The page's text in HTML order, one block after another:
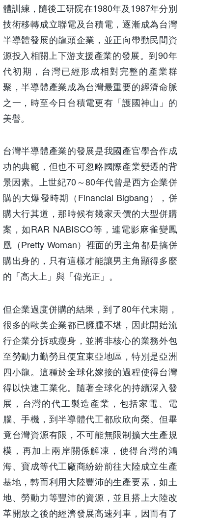
體訓練，隨後工研院在1980年及1987年分別
技術移轉成立聯電及台積電，逐漸成為台灣
半導體發展的龍頭企業，並正向帶動民間資
源投入相關上下游支援產業的發展。到90年
代初期，台灣已經形成相對完整的產業群
聚，半導體產業成為台灣最重要的經濟命脈
之一，時至今日台積電更有「護國神山」的
美譽。
台灣半導體產業的發展是我國產官學合作成
功的典範，但也不可忽略國際產業變遷的背
景因素。上世紀70～80年代曾是西方企業併
購的大爆發時期（Financial Bigbang），併
購大行其道，那時候有幾家天價的大型併購
案，如RAR NABISCO等，連電影麻雀變鳳
凰（Pretty Woman）裡面的男主角都是搞併
購出身的，只有這樣才能讓男主角顯得多麼
的「高大上」與「偉光正」。
但企業過度併購的結果，到了80年代末期，
很多的歐美企業都已臃腫不堪，因此開始流
行企業分拆或瘦身，並將非核心的業務外包
至勞動力勤勞且便宜東亞地區，特別是亞洲
四小龍。這種於全球化嫁接的過程使得台灣
得以快速工業化。隨著全球化的持續深入發
展，台灣的代工製造產業，包括家電、電
腦、手機，到半導體代工都欣欣向榮。但畢
竟台灣資源有限，不可能無限制擴大生產規
模，再加上兩岸關係解凍，使得台灣的鴻
海、寶成等代工廠商紛紛前往大陸成立生產
基地，轉而利用大陸豐沛的生產要素，如土
地、勞動力等豐沛的資源，並且搭上大陸改
革開放之後的經濟發展高速列車，因而有了